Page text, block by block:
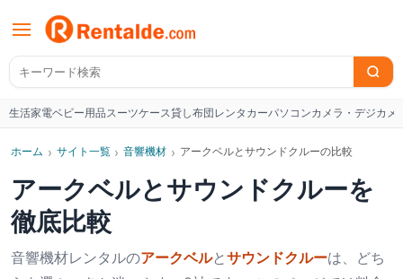
生活家電ベビー用品スーツケース貸し布団レンタカーパソコンカメラ・デジカメ
ホーム › サイト一覧 › 音響機材 › アークベルとサウンドクルーの比較
アークベルとサウンドクルーを
徹底比較
音響機材レンタルのアークベルとサウンドクルーは、どち